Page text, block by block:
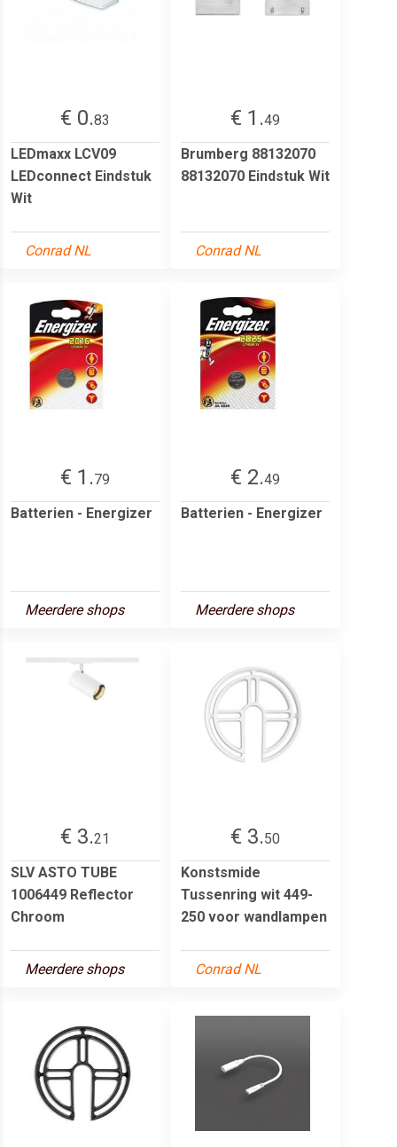
€ 0.83
LEDmaxx LCV09
LEDconnect Eindstuk
Wit
Conrad NL
€ 1.49
Brumberg 88132070
88132070 Eindstuk Wit
Conrad NL
€ 1.79
Batterien - Energizer
Meerdere shops
€ 2.49
Batterien - Energizer
Meerdere shops
€ 3.21
SLV ASTO TUBE
1006449 Reflector
Chroom
Meerdere shops
€ 3.50
Konstsmide
Tussenring wit 449-
250 voor wandlampen
Conrad NL